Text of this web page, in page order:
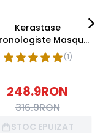
Kerastase
Masque
Intense Regenerant
Masca Par 200ml
(1)
248.9RON
316.9RON
STOC EPUIZAT